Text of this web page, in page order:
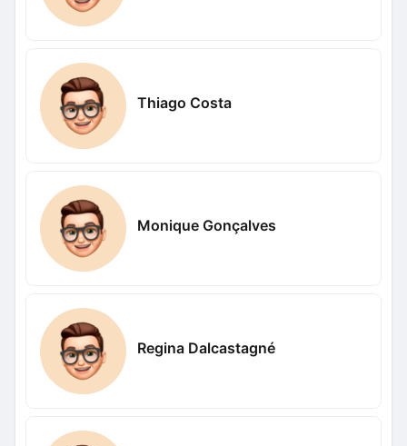
Thiago Costa
Monique Gonçalves
Regina Dalcastagné